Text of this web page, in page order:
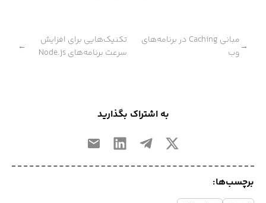
→
مبانی Caching در برنامه‌های
وب
تکنیک‌هایی برای افزایش
سرعت برنامه‌های Node.js
←
به اشتراک بگذارید
برچسب‌ها: